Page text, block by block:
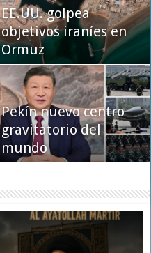
EE.UU. golpea
objetivos iraníes en
Ormuz
Pekín nuevo centro
gravitatorio del
mundo
COREOGRAFÍA
DIPLOMÁTICA
EE.UU. reevalúa su
postura sobre
Malvinas